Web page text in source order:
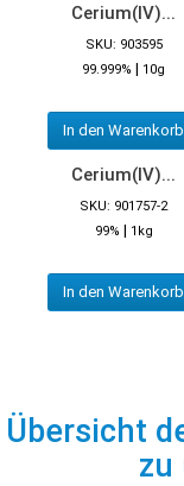
Cerium(IV)...
SKU: 903595
99.999% | 10g
In den Warenkorb
Cerium(IV)...
SKU: 901757-2
99% | 1kg
In den Warenkorb
Übersicht
zu